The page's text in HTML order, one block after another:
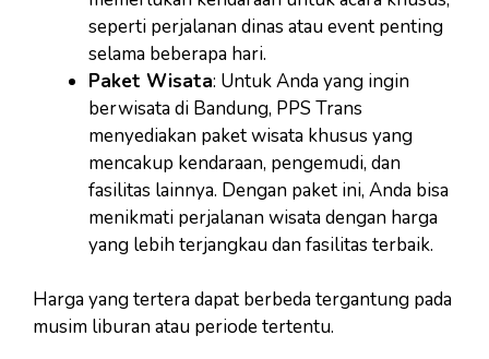
seperti perjalanan dinas atau event penting
selama beberapa hari.
Paket Wisata: Untuk Anda yang ingin
berwisata di Bandung, PPS Trans
menyediakan paket wisata khusus yang
mencakup kendaraan, pengemudi, dan
fasilitas lainnya. Dengan paket ini, Anda bisa
menikmati perjalanan wisata dengan harga
yang lebih terjangkau dan fasilitas terbaik.
Harga yang tertera dapat berbeda tergantung pada
musim liburan atau periode tertentu.